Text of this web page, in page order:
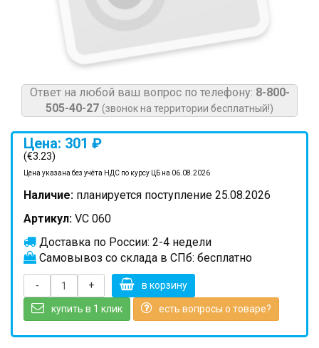
Ответ на любой ваш вопрос по телефону: 8-800-
505-40-27 (звонок на территории бесплатный!)
Цена: 301 ₽
(€3.23)
Цена указана без учёта НДС по курсу ЦБ на 06.08.2026
Наличие: планируется поступление 25.08.2026
Артикул: VC 060
Доставка по России: 2-4 недели
Самовывоз со склада в СПб: бесплатно
- + в корзину
купить в 1 клик есть вопросы о товаре?